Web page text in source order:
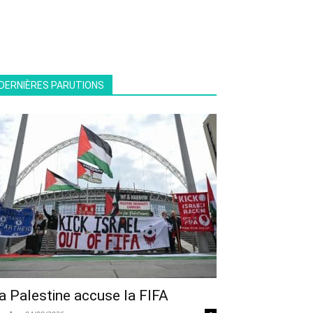
PARUTIONS
Palestine accuse la FIFA